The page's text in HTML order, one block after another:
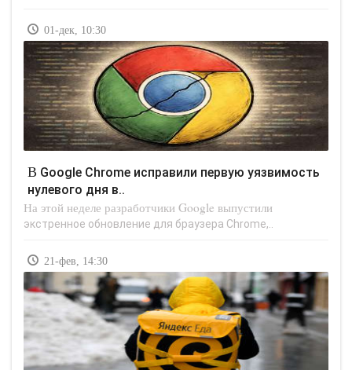
01-дек, 10:30
В Google Chrome исправили первую уязвимость
нулевого дня в..
На этой неделе разработчики Google выпустили
экстренное обновление для браузера Chrome,..
21-фев, 14:30